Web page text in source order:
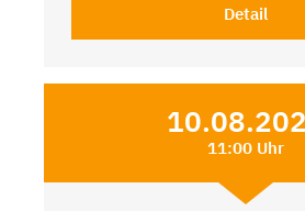
Detail
11:00 Uhr